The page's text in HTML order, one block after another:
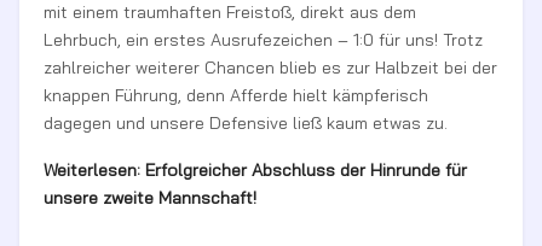
mit einem traumhaften Freistoß, direkt aus dem
Lehrbuch, ein erstes Ausrufezeichen – 1:0 für uns! Trotz
zahlreicher weiterer Chancen blieb es zur Halbzeit bei der
knappen Führung, denn Afferde hielt kämpferisch
dagegen und unsere Defensive ließ kaum etwas zu.
Weiterlesen: Erfolgreicher Abschluss der Hinrunde für
unsere zweite Mannschaft!